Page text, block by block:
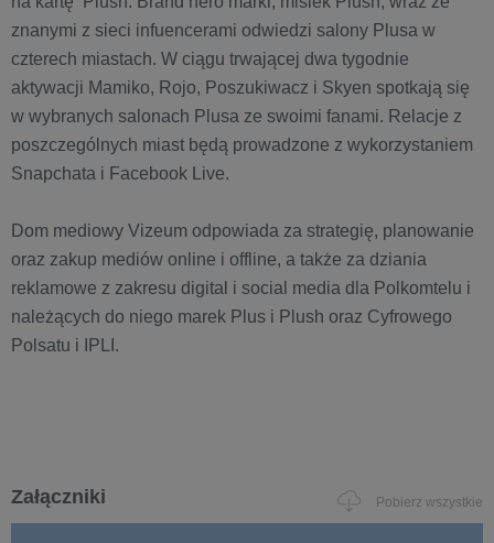
znanymi z sieci infuencerami odwiedzi salony Plusa w
czterech miastach. W ciągu trwającej dwa tygodnie
aktywacji Mamiko, Rojo, Poszukiwacz i Skyen spotkają się
w wybranych salonach Plusa ze swoimi fanami. Relacje z
poszczególnych miast będą prowadzone z wykorzystaniem
Snapchata i Facebook Live.
Dom mediowy Vizeum odpowiada za strategię, planowanie
oraz zakup mediów online i offline, a także za dziania
reklamowe z zakresu digital i social media dla Polkomtelu i
należących do niego marek Plus i Plush oraz Cyfrowego
Polsatu i IPLI.
Załączniki Pobierz wszystkie